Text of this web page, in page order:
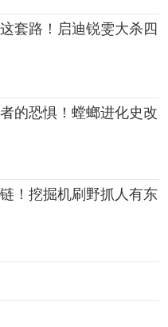
套路！启迪锐雯大杀四
的恐惧！螳螂进化史改
！挖掘机刷野抓人有东